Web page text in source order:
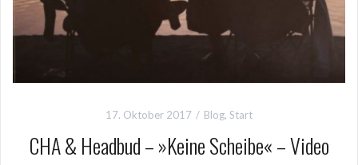
17. Oktober 2017 Blog, Start
CHA & Headbud – »Keine Scheibe« – Video